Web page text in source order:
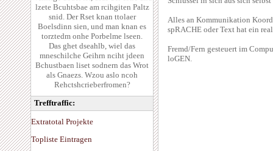
lzete Bcuhtsbae am rcihgiten Paltz
snid. Der Rset knan ttolaer
Boelsdinn sien, und man knan es
torztedm onhe Porbelme lseen.
Das ghet dseahlb, wiel das
mneschilche Geihrn nciht jdeen
Bchustbaen liset sodnern das Wrot
als Gnaezs. Wzou aslo ncoh
Rehctshcrieberfromen?
Trefftraffic:
Extratotal Projekte
Topliste Eintragen
Alles an Kommunikation
spRACHE oder Text hat ein
Fremd/Fern gesteuert im
loGEN.